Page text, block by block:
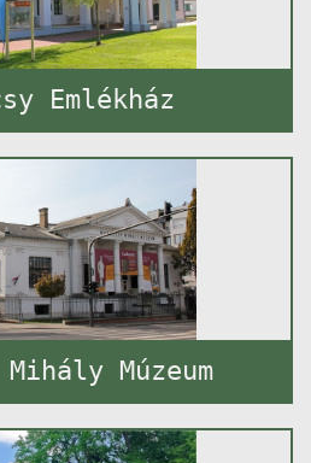
Emlékház
Mihály Múzeum